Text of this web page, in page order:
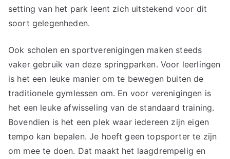
setting van het park leent zich uitstekend voor dit
soort gelegenheden.
Ook scholen en sportverenigingen maken steeds
vaker gebruik van deze springparken. Voor leerlingen
is het een leuke manier om te bewegen buiten de
traditionele gymlessen om. En voor verenigingen is
het een leuke afwisseling van de standaard training.
Bovendien is het een plek waar iedereen zijn eigen
tempo kan bepalen. Je hoeft geen topsporter te zijn
om mee te doen. Dat maakt het laagdrempelig en